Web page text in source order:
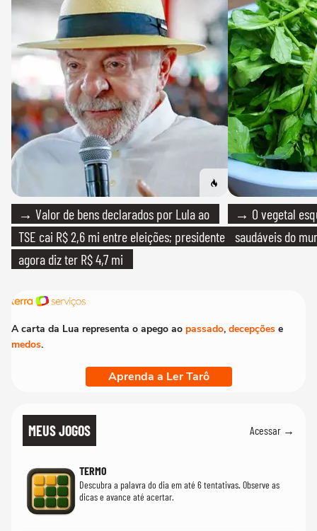
→ Valor de bens declarados por Lula ao
TSE cai R$ 2,6 mi entre eleições; presidente
agora diz ter R$ 4,7 mi
→ O vegetal
saudáveis do
A carta da Lua representa o apego ao passado, decepções e
medos.
Aprenda a Ler Tarô
MEUS JOGOS Acessar →
TERMO
Descubra a palavra do dia em até 6 tentativas. Observe as
dicas e avance até acertar.